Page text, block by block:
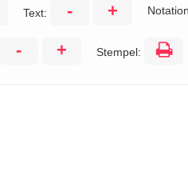
Text: - +
- + Stempel: